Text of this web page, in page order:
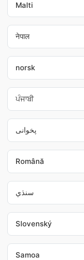
Malti
नेपाल
norsk
ਪੰਜਾਬੀ
پخوانی
Română
سنڌي
Slovenský
Samoa